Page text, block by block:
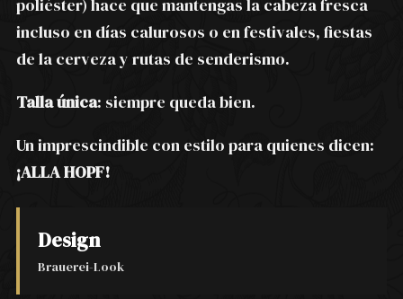
poliéster) hace que mantengas la cabeza fresca
incluso en días calurosos o en festivales, fiestas
de la cerveza y rutas de senderismo.
Talla única: siempre queda bien.
Un imprescindible con estilo para quienes dicen:
¡ALLA HOPF!
Design
Brauerei-Look